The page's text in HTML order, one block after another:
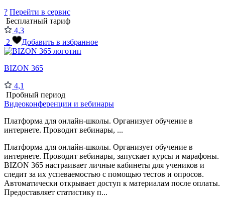
? Перейти в сервис
Бесплатный тариф
4,3
2
Добавить в избранное
BIZON 365
4,1
Пробный период
Видеоконференции и вебинары
Платформа для онлайн-школы. Организует обучение в
интернете. Проводит вебинары, ...
Платформа для онлайн-школы. Организует обучение в
интернете. Проводит вебинары, запускает курсы и марафоны.
BIZON 365 настраивает личные кабинеты для учеников и
следит за их успеваемостью с помощью тестов и опросов.
Автоматически открывает доступ к материалам после оплаты.
Предоставляет статистику п...